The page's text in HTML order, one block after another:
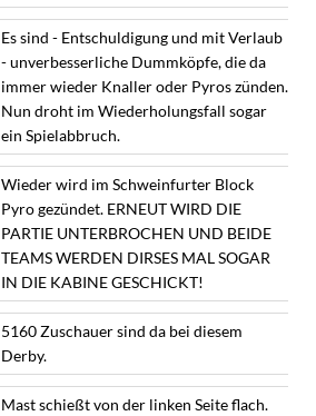
Es sind - Entschuldigung und mit Verlaub
- unverbesserliche Dummköpfe, die da
immer wieder Knaller oder Pyros zünden.
Nun droht im Wiederholungsfall sogar
ein Spielabbruch.
Wieder wird im Schweinfurter Block
Pyro gezündet. ERNEUT WIRD DIE
PARTIE UNTERBROCHEN UND BEIDE
TEAMS WERDEN DIRSES MAL SOGAR
IN DIE KABINE GESCHICKT!
5160 Zuschauer sind da bei diesem
Derby.
Mast schießt von der linken Seite flach.